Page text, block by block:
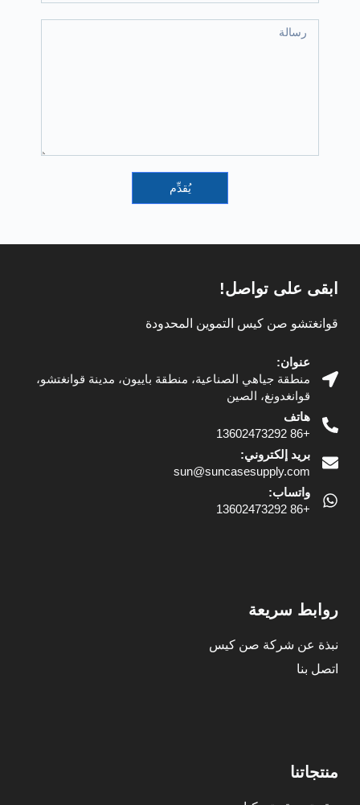
يُقدِّم
ابقى على تواصل!
قوانغتشو صن كيس التموين المحدودة
عنوان:
منطقة جياهي الصناعية، منطقة باييون، مدينة قوانغتشو،
قوانغدونغ، الصين
هاتف
+86 13602473292
بريد إلكتروني:
sun@suncasesupply.com
واتساب:
+86 13602473292
روابط سريعة
نبذة عن شركة صن كيس
اتصل بنا
منتجاتنا